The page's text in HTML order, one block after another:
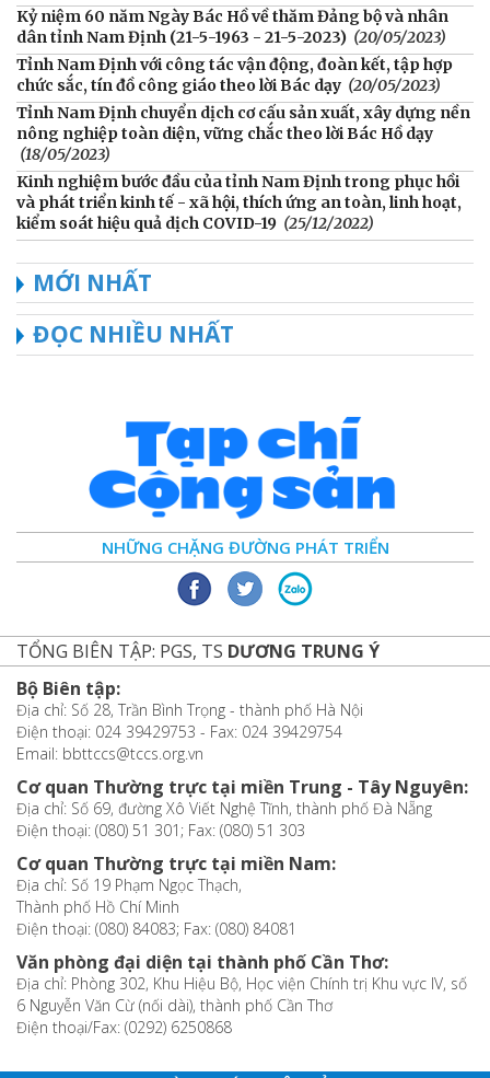
Kỷ niệm 60 năm Ngày Bác Hồ về thăm Đảng bộ và nhân
dân tỉnh Nam Định (21-5-1963 - 21-5-2023) (20/05/2023)
Tỉnh Nam Định với công tác vận động, đoàn kết, tập hợp
chức sắc, tín đồ công giáo theo lời Bác dạy (20/05/2023)
Tỉnh Nam Định chuyển dịch cơ cấu sản xuất, xây dựng nền
nông nghiệp toàn diện, vững chắc theo lời Bác Hồ dạy
(18/05/2023)
Kinh nghiệm bước đầu của tỉnh Nam Định trong phục hồi
và phát triển kinh tế - xã hội, thích ứng an toàn, linh hoạt,
kiểm soát hiệu quả dịch COVID-19 (25/12/2022)
MỚI NHẤT
ĐỌC NHIỀU NHẤT
NHỮNG CHẶNG ĐƯỜNG PHÁT TRIỂN
TỔNG BIÊN TẬP: PGS, TS DƯƠNG TRUNG Ý
Bộ Biên tập:
Địa chỉ: Số 28, Trần Bình Trọng - thành phố Hà Nội
Điện thoại: 024 39429753 - Fax: 024 39429754
Email: bbttccs@tccs.org.vn
Cơ quan Thường trực tại miền Trung - Tây Nguyên:
Địa chỉ: Số 69, đường Xô Viết Nghệ Tĩnh, thành phố Đà Nẵng
Điện thoại: (080) 51 301; Fax: (080) 51 303
Cơ quan Thường trực tại miền Nam:
Địa chỉ: Số 19 Phạm Ngọc Thạch,
Thành phố Hồ Chí Minh
Điện thoại: (080) 84083; Fax: (080) 84081
Văn phòng đại diện tại thành phố Cần Thơ:
Địa chỉ: Phòng 302, Khu Hiệu Bộ, Học viện Chính trị Khu vực IV, số
6 Nguyễn Văn Cừ (nối dài), thành phố Cần Thơ
Điện thoại/Fax: (0292) 6250868